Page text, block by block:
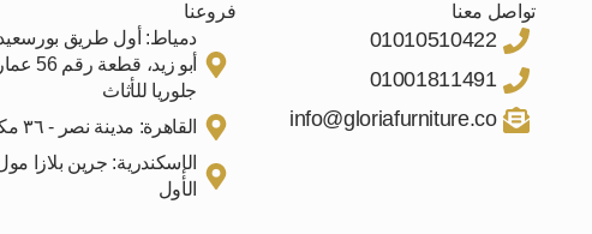
تواصل معنا
01010510422
01001811491
info@gloriafurniture.co
فروعنا
دمياط: أول طريق
أبو زيد، قطعة رقم
جلوريا للأثاث
القاهرة: مدينة نصر - ٣٦ مكرم عبيد
الإسكندرية: جرين بلازا
الأول